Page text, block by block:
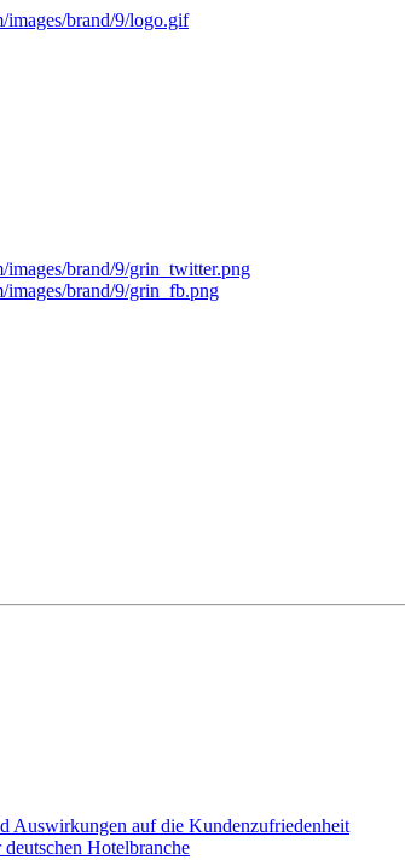
Auswirkungen auf die Kundenzufriedenheit
Hotelbranche